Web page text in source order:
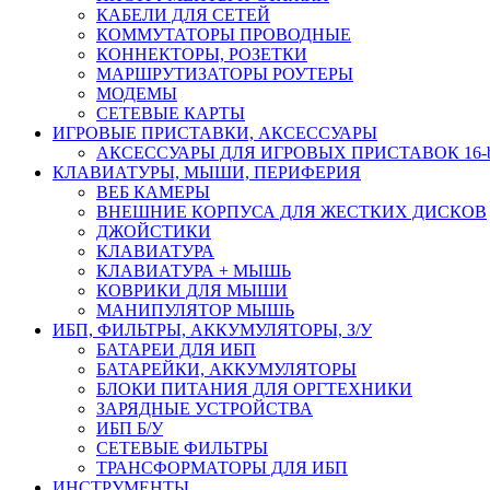
КАБЕЛИ ДЛЯ СЕТЕЙ
КОММУТАТОРЫ ПРОВОДНЫЕ
КОННЕКТОРЫ, РОЗЕТКИ
МАРШРУТИЗАТОРЫ РОУТЕРЫ
МОДЕМЫ
СЕТЕВЫЕ КАРТЫ
ИГРОВЫЕ ПРИСТАВКИ, АКСЕССУАРЫ
АКСЕССУАРЫ ДЛЯ ИГРОВЫХ ПРИСТАВОК 16-
КЛАВИАТУРЫ, МЫШИ, ПЕРИФЕРИЯ
ВЕБ КАМЕРЫ
ВНЕШНИЕ КОРПУСА ДЛЯ ЖЕСТКИХ ДИСКОВ
ДЖОЙСТИКИ
КЛАВИАТУРА
КЛАВИАТУРА + МЫШЬ
КОВРИКИ ДЛЯ МЫШИ
МАНИПУЛЯТОР МЫШЬ
ИБП, ФИЛЬТРЫ, АККУМУЛЯТОРЫ, З/У
БАТАРЕИ ДЛЯ ИБП
БАТАРЕЙКИ, АККУМУЛЯТОРЫ
БЛОКИ ПИТАНИЯ ДЛЯ ОРГТЕХНИКИ
ЗАРЯДНЫЕ УСТРОЙСТВА
ИБП Б/У
СЕТЕВЫЕ ФИЛЬТРЫ
ТРАНСФОРМАТОРЫ ДЛЯ ИБП